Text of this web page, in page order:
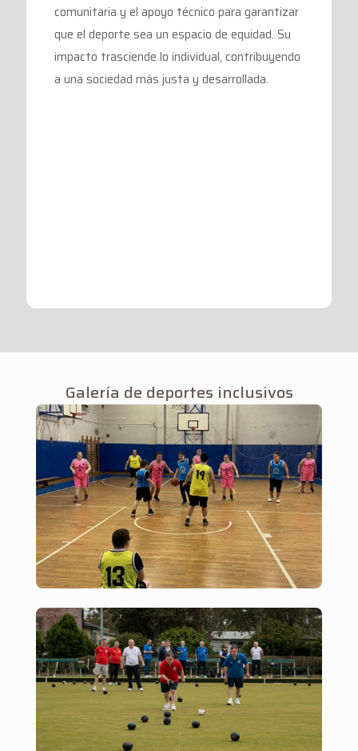
comunitaria y el apoyo técnico para garantizar
que el deporte sea un espacio de equidad. Su
impacto trasciende lo individual, contribuyendo
a una sociedad más justa y desarrollada.
Galería de deportes inclusivos